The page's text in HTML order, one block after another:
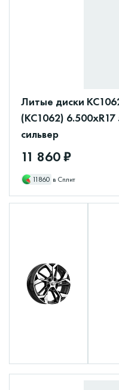
Литые диски
(КС1062) 6.500xR17
сильвер
11 860 ₽
11860 в Сплит